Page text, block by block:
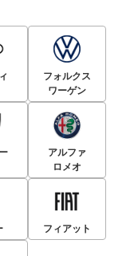
フォルクス
ワーゲン
アルファ
ロメオ
フィアット